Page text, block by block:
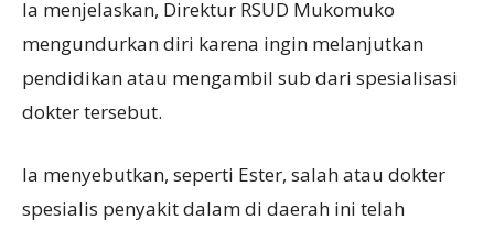
Ia menjelaskan, Direktur RSUD Mukomuko
mengundurkan diri karena ingin melanjutkan
pendidikan atau mengambil sub dari spesialisasi
dokter tersebut.
Ia menyebutkan, seperti Ester, salah atau dokter
spesialis penyakit dalam di daerah ini telah